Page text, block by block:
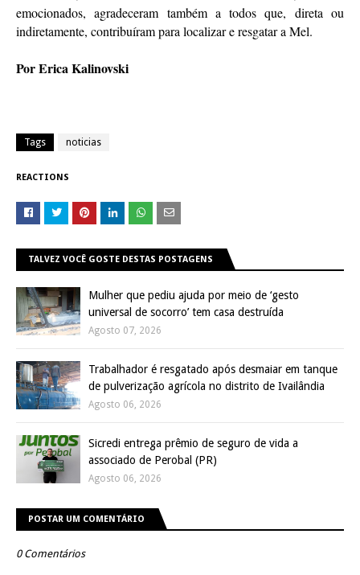
emocionados, agradeceram também a todos que, direta ou
indiretamente, contribuíram para localizar e resgatar a Mel.
Por Erica Kalinovski
Tags noticias
REACTIONS
TALVEZ VOCÊ GOSTE DESTAS POSTAGENS
Mulher que pediu ajuda por meio de ‘gesto
universal de socorro’ tem casa destruída
Agosto 07, 2026
Trabalhador é resgatado após desmaiar em tanque
de pulverização agrícola no distrito de Ivailândia
Agosto 06, 2026
Sicredi entrega prêmio de seguro de vida a
associado de Perobal (PR)
Agosto 06, 2026
POSTAR UM COMENTÁRIO
0 Comentários